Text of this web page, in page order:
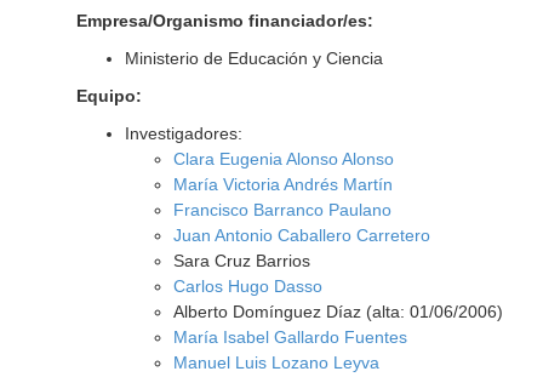
Empresa/Organismo financiador/es:
Ministerio de Educación y Ciencia
Equipo:
Investigadores:
Clara Eugenia Alonso Alonso
María Victoria Andrés Martín
Francisco Barranco Paulano
Juan Antonio Caballero Carretero
Sara Cruz Barrios
Carlos Hugo Dasso
Alberto Domínguez Díaz (alta: 01/06/2006)
María Isabel Gallardo Fuentes
Manuel Luis Lozano Leyva